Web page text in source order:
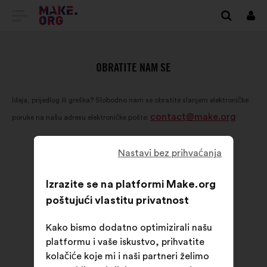
IDI
POČETNU
PLATFORME
OBRATITE NAM SE
Ideja, prijedlog ili greška? Slobodno nam se obratite slanjem elektroničke
poruke na našu adresu elektroničke pošte: contact@make.org
Nastavi bez prihvaćanja
Izrazite se na platformi Make.org
poštujući vlastitu privatnost
Kako bismo dodatno optimizirali našu
platformu i vaše iskustvo, prihvatite
kolačiće koje mi i naši partneri želimo